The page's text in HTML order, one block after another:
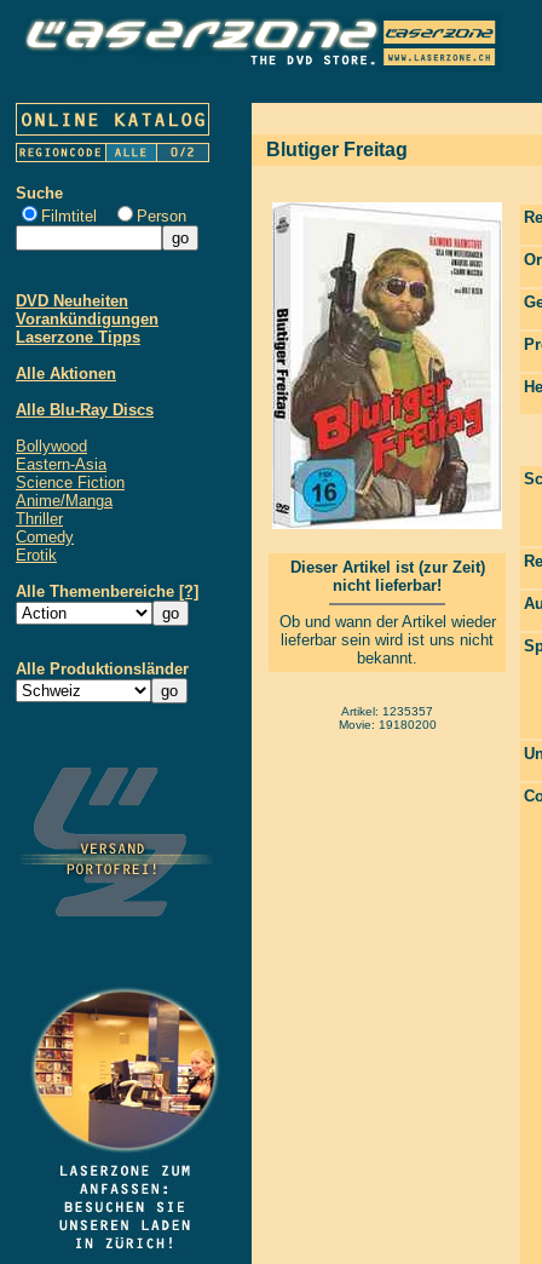
Suche
Filmtitel
Person
DVD Neuheiten
Vorankündigungen
Laserzone Tipps
Alle Aktionen
Alle Blu-Ray Discs
Bollywood
Eastern-Asia
Science Fiction
Anime/Manga
Thriller
Comedy
Erotik
Alle Themenbereiche [?]
Alle Produktionsländer
Blutiger Freitag
Dieser Artikel ist (zur Zeit)
nicht lieferbar!
Ob und wann der Artikel wieder
lieferbar sein wird ist uns nicht
bekannt.
Artikel: 1235357
Movie: 19180200